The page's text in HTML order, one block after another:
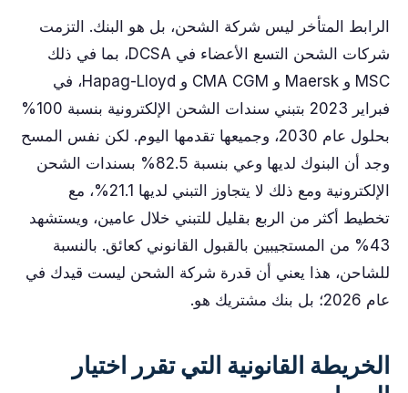
الرابط المتأخر ليس شركة الشحن، بل هو البنك. التزمت
شركات الشحن التسع الأعضاء في DCSA، بما في ذلك
MSC و Maersk و CMA CGM و Hapag-Lloyd، في
فبراير 2023 بتبني سندات الشحن الإلكترونية بنسبة 100%
بحلول عام 2030، وجميعها تقدمها اليوم. لكن نفس المسح
وجد أن البنوك لديها وعي بنسبة 82.5% بسندات الشحن
الإلكترونية ومع ذلك لا يتجاوز التبني لديها 21.1%، مع
تخطيط أكثر من الربع بقليل للتبني خلال عامين، ويستشهد
43% من المستجيبين بالقبول القانوني كعائق. بالنسبة
للشاحن، هذا يعني أن قدرة شركة الشحن ليست قيدك في
عام 2026؛ بل بنك مشتريك هو.
الخريطة القانونية التي تقرر اختيار